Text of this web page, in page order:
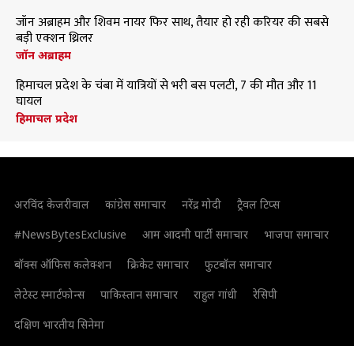
जॉन अब्राहम और शिवम नायर फिर साथ, तैयार हो रही करियर की सबसे
बड़ी एक्शन थ्रिलर
जॉन अब्राहम
हिमाचल प्रदेश के चंबा में यात्रियों से भरी बस पलटी, 7 की मौत और 11
घायल
हिमाचल प्रदेश
अरविंद केजरीवाल कांग्रेस समाचार नरेंद्र मोदी
ट्रैवल टिप्स
#NewsBytesExclusive
आम आदमी पार्टी समाचार
भाजपा समाचार
बॉक्स ऑफिस कलेक्शन
क्रिकेट समाचार
फुटबॉल समाचार
लेटेस्ट स्मार्टफोन्स
पाकिस्तान समाचार राहुल गांधी
रेसिपी
दक्षिण भारतीय सिनेमा